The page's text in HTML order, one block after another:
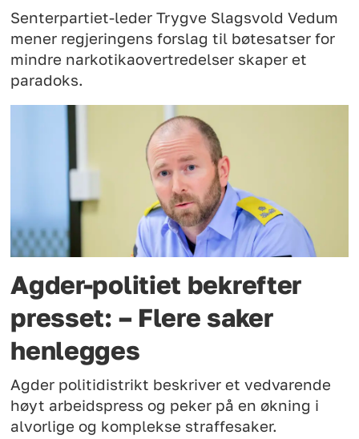
Senterpartiet-leder Trygve Slagsvold Vedum
mener regjeringens forslag til bøtesatser for
mindre narkotikaovertredelser skaper et
paradoks.
Agder-politiet bekrefter
presset: – Flere saker
henlegges
Agder politidistrikt beskriver et vedvarende
høyt arbeidspress og peker på en økning i
alvorlige og komplekse straffesaker.